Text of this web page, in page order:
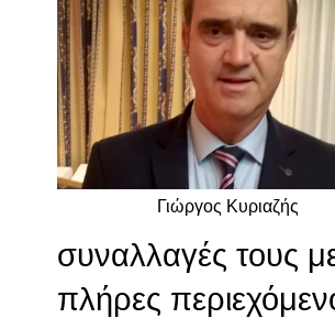
Γιώργος Κυριαζής
συναλλαγές τους
πλήρες